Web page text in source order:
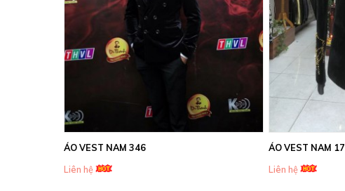
ÁO VEST NAM 346
Liên hệ
ÁO VEST NAM 17
Liên hệ